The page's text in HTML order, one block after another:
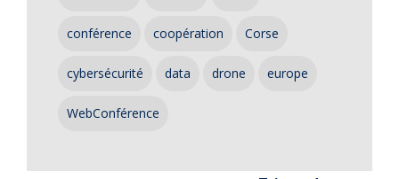
conférence coopération Corse
cybersécurité data drone europe
WebConférence